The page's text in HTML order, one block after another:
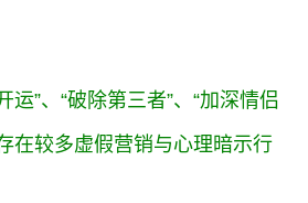
运”、“破除第三者”、“加深情侣
在较多虚假营销与心理暗示行